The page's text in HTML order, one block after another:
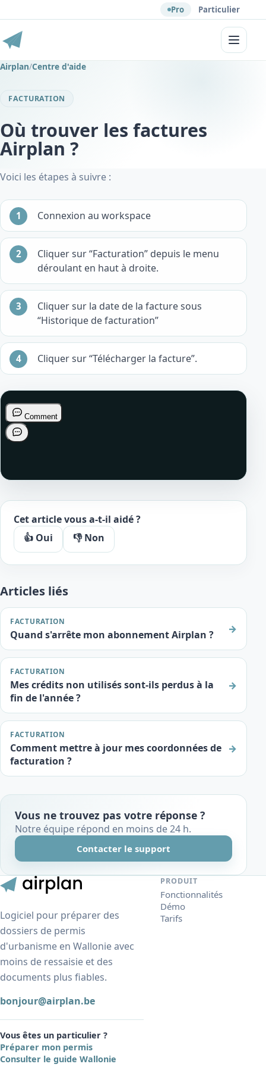
Pro Particulier
Menu
Airplan/Centre d'aide
FACTURATION
Où trouver les factures
Airplan ?
Voici les étapes à suivre :
Connexion au workspace
Cliquer sur “Facturation” depuis le menu
déroulant en haut à droite.
Cliquer sur la date de la facture sous
“Historique de facturation”
Cliquer sur “Télécharger la facture”.
Cet article vous a-t-il aidé ?
👍 Oui
👎 Non
Articles liés
FACTURATION
Quand s'arrête mon abonnement Airplan ? →
FACTURATION
Mes crédits non utilisés sont-ils perdus à la
fin de l'année ?
→
FACTURATION
Comment mettre à jour mes coordonnées de
facturation ?
→
Vous ne trouvez pas votre réponse ?
Notre équipe répond en moins de 24 h.
Contacter le support
Logiciel pour préparer des
dossiers de permis
d'urbanisme en Wallonie avec
moins de ressaisie et des
documents plus fiables.
bonjour@airplan.be
Vous êtes un particulier ?
Préparer mon permis
Consulter le guide Wallonie
PRODUIT
Fonctionnalités
Démo
Tarifs